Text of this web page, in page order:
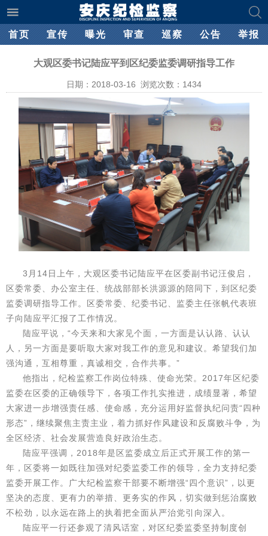
首页 宣传 曝光 审查 巡察 公告 举报
大观区委书记陆应平到区纪委监委调研指导工作
日期：2018-03-16 浏览次数： 1434
3月14日上午，大观区委书记陆应平在区委副书记汪俊启，
区委常委、办公室主任、统战部部长洪源源的陪同下，到区纪委
监委调研指导工作。区委常委、纪委书记、监委主任张帆代表班
子向陆应平汇报了工作情况。
陆应平说，“今天来和大家见个面，一方面是认认路、认认
人，另一方面是要听取大家对我工作的意见和建议。希望我们加
强沟通，互相尊重，真诚相交，合作共事。”
他指出，纪检监察工作岗位特殊、使命光荣。2017年区纪委
监委在区委的正确领导下，各项工作扎实推进，成绩显著，希望
大家进一步增强责任感、使命感，充分运用好监督执纪问责“四种
形态”，继续聚焦主责主业，着力抓好作风建设和反腐败斗争，为
全区经济、社会发展营造良好政治生态。
陆应平强调，2018年是区监委成立后正式开展工作的第一
年，区委将一如既往加强对纪委监委工作的领导，全力支持纪委
监委开展工作。广大纪检监察干部要不断增强“四个意识”，以更
坚决的态度、更有力的举措、更务实的作风，切实做到惩治腐败
不松劲，以永远在路上的执着把全面从严治党引向深入。
陆应平一行还参观了清风话室，对区纪委监委坚持制度创